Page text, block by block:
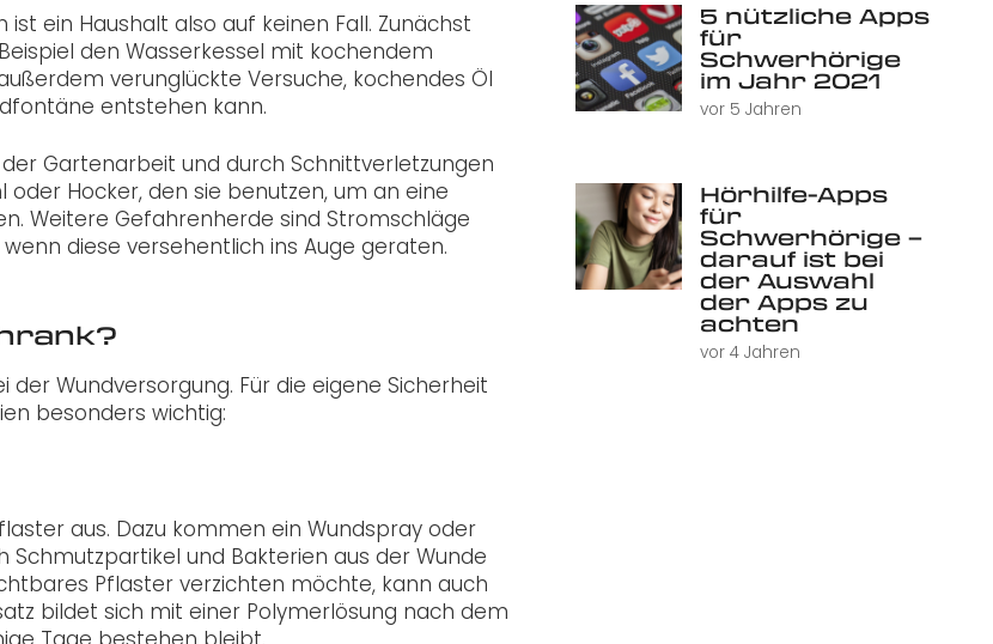
ein Haushalt also auf keinen Fall. Zunächst
den Wasserkessel mit kochendem
verunglückte Versuche, kochendes Öl
entstehen kann.
Gartenarbeit und durch Schnittverletzungen
Hocker, den sie benutzen, um an eine
Weitere Gefahrenherde sind Stromschläge
diese versehentlich ins Auge geraten.
Wundversorgung. Für die eigene Sicherheit
besonders wichtig:
aus. Dazu kommen ein Wundspray oder
Schmutzpartikel und Bakterien aus der Wunde
Pflaster verzichten möchte, kann auch
bildet sich mit einer Polymerlösung nach dem
5 nützliche Apps
für
Schwerhörige
im Jahr 2021
vor 5 Jahren
Hörhilfe-Apps
für
Schwerhörige –
darauf ist bei
der Auswahl
der Apps zu
achten
vor 4 Jahren